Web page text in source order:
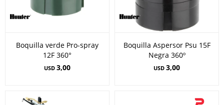
Boquilla verde Pro-spray
12F 360°
USD 3,00
Boquilla Aspersor Psu 15F
Negra 360º
USD 3,00